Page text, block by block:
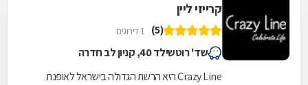
קרייזי ליין
(5) 1 דירוגים
שד' רוטשילד 40, קניון לב חדרה
Crazy Line היא הרשת הגדולה בישראל לאופנת